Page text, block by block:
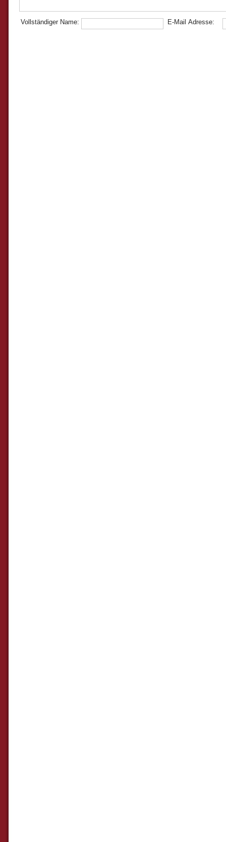
Vollständiger Name: E-Mail Adresse: